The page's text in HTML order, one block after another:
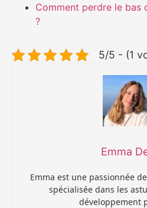
Comment perdre le bas
?
5/5 - (1
Emma
Emma est une passionnée
spécialisée dans les
développement